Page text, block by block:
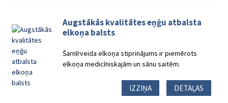
Augstākās kvalitātes eņģu atbalsta
elkoņa balsts
Šarnīrveida elkoņa stiprinājums ir piemērots
elkoņa medicīniskajām un sānu saitēm.
IZZIŅA DETAĻAS